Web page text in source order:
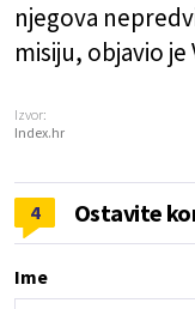
njegova
misiju, objavio
Izvor:
Index.hr
4 Ostavite
Ime